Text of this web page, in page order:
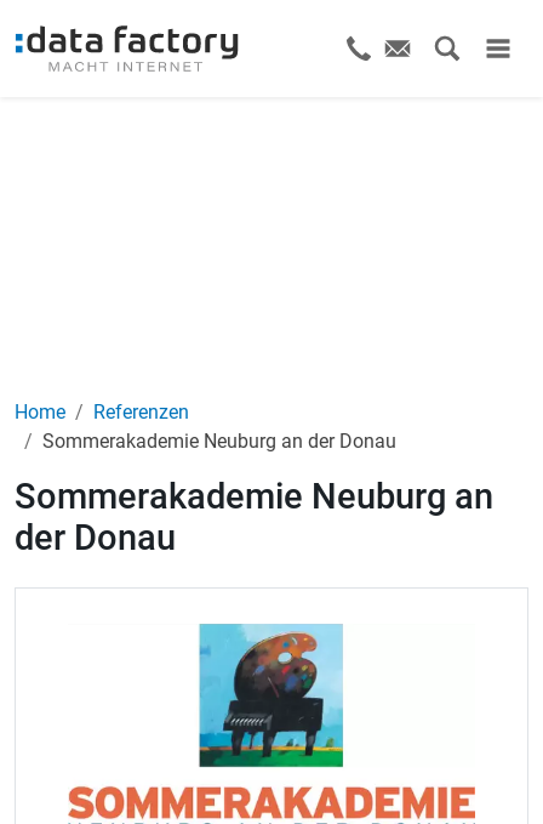
Home
Referenzen
Sommerakademie Neuburg an der Donau
Sommerakademie Neuburg an
der Donau